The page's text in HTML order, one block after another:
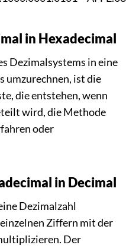
in Hexadecimal
Dezimalsystems in eine
umzurechnen, ist die
die entstehen, wenn
wird, die Methode
oder
in Decimal
Dezimalzahl
Ziffern mit der
Der